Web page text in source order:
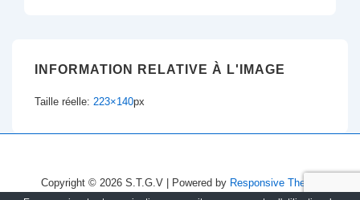
INFORMATION RELATIVE À L'IMAGE
Taille réelle: 223×140px
Copyright © 2026 S.T.G.V | Powered by Responsive Theme